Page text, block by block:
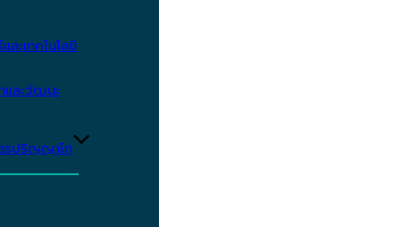
ะเทคโนโลยี
และวัฒนะ
รปริญญาโท